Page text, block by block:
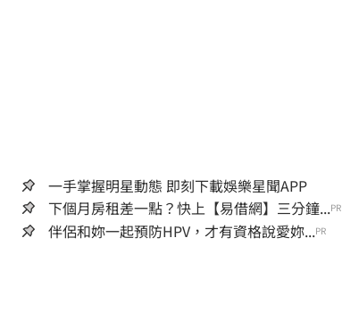
一手掌握明星動態 即刻下載娛樂星聞APP
下個月房租差一點？快上【易借網】三分鐘...PR
伴侶和妳一起預防HPV，才有資格說愛妳...PR